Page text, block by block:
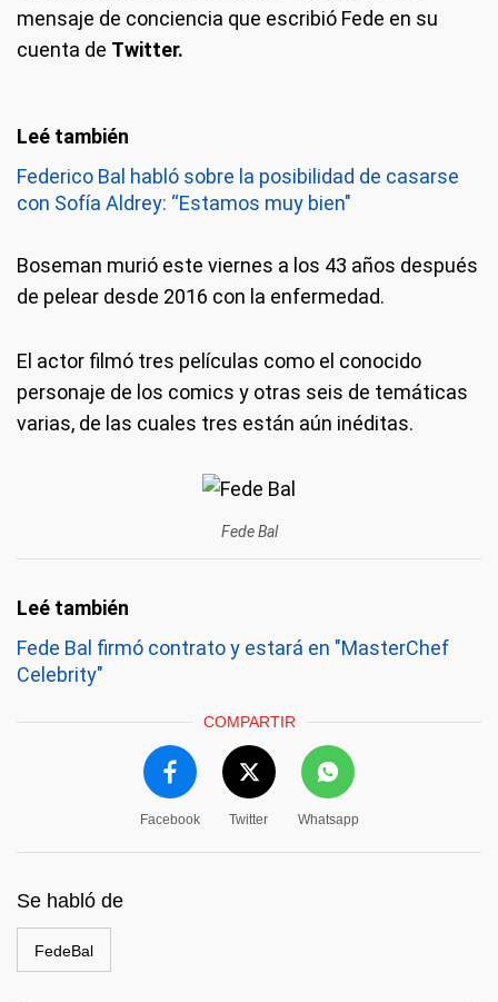
mensaje de conciencia que escribió Fede en su
cuenta de Twitter.
Federico Bal habló sobre la posibilidad de casarse
con Sofía Aldrey: “Estamos muy bien"
Boseman murió este viernes a los 43 años después
de pelear desde 2016 con la enfermedad.
El actor filmó tres películas como el conocido
personaje de los comics y otras seis de temáticas
varias, de las cuales tres están aún inéditas.
Fede Bal
Fede Bal firmó contrato y estará en "MasterChef
Celebrity"
COMPARTIR
Facebook Twitter Whatsapp
Se habló de
FedeBal